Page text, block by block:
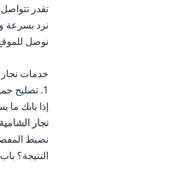
تقدر
نرد بسرعة
نوصل
خدمات نجار
1. تصليح جميع أنواع الأبواب
إذا بابك
نجار الشامية
نضبط
النتيجة؟